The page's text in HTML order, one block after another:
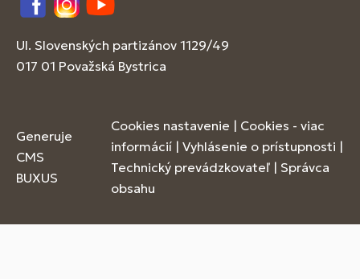
FacebookInstagram
YouTube
Ul. Slovenských partizánov 1129/49
017 01 Považská Bystrica
Generuje
CMS
BUXUS
Cookies nastavenie | Cookies - viac
informácií | Vyhlásenie o prístupnosti |
Technický prevádzkovateľ | Správca
obsahu